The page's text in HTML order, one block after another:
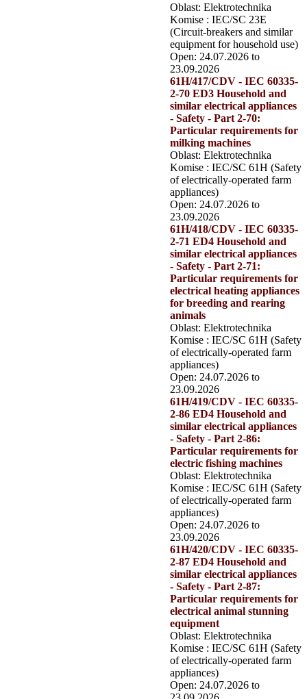
Oblast: Elektrotechnika
Komise : IEC/SC 23E
(Circuit-breakers and similar
equipment for household use)
Open: 24.07.2026 to
23.09.2026
61H/417/CDV - IEC 60335-
2-70 ED3 Household and
similar electrical appliances
- Safety - Part 2-70:
Particular requirements for
milking machines
Oblast: Elektrotechnika
Komise : IEC/SC 61H (Safety
of electrically-operated farm
appliances)
Open: 24.07.2026 to
23.09.2026
61H/418/CDV - IEC 60335-
2-71 ED4 Household and
similar electrical appliances
- Safety - Part 2-71:
Particular requirements for
electrical heating appliances
for breeding and rearing
animals
Oblast: Elektrotechnika
Komise : IEC/SC 61H (Safety
of electrically-operated farm
appliances)
Open: 24.07.2026 to
23.09.2026
61H/419/CDV - IEC 60335-
2-86 ED4 Household and
similar electrical appliances
- Safety - Part 2-86:
Particular requirements for
electric fishing machines
Oblast: Elektrotechnika
Komise : IEC/SC 61H (Safety
of electrically-operated farm
appliances)
Open: 24.07.2026 to
23.09.2026
61H/420/CDV - IEC 60335-
2-87 ED4 Household and
similar electrical appliances
- Safety - Part 2-87:
Particular requirements for
electrical animal stunning
equipment
Oblast: Elektrotechnika
Komise : IEC/SC 61H (Safety
of electrically-operated farm
appliances)
Open: 24.07.2026 to